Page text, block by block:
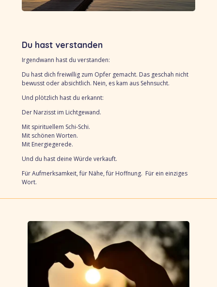
Du hast verstanden
Irgendwann hast du verstanden:
Du hast dich freiwillig zum Opfer gemacht. Das geschah nicht
bewusst oder absichtlich. Nein, es kam aus Sehnsucht.
Und plötzlich hast du erkannt:
Der Narzisst im Lichtgewand.
Mit spirituellem Schi-Schi.
Mit schönen Worten.
Mit Energiegerede.
Und du hast deine Würde verkauft.
Für Aufmerksamkeit, für Nähe, für Hoffnung. Für ein einziges
Wort.